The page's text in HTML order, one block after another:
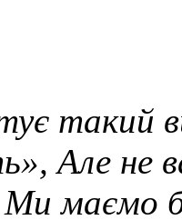
такий
Але не
Ми маємо